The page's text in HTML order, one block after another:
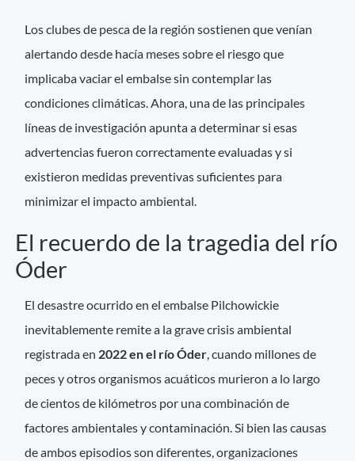
Los clubes de pesca de la región sostienen que venían
alertando desde hacía meses sobre el riesgo que
implicaba vaciar el embalse sin contemplar las
condiciones climáticas. Ahora, una de las principales
líneas de investigación apunta a determinar si esas
advertencias fueron correctamente evaluadas y si
existieron medidas preventivas suficientes para
minimizar el impacto ambiental.
El recuerdo de la tragedia del río
Óder
El desastre ocurrido en el embalse Pilchowickie
inevitablemente remite a la grave crisis ambiental
registrada en 2022 en el río Óder, cuando millones de
peces y otros organismos acuáticos murieron a lo largo
de cientos de kilómetros por una combinación de
factores ambientales y contaminación. Si bien las causas
de ambos episodios son diferentes, organizaciones